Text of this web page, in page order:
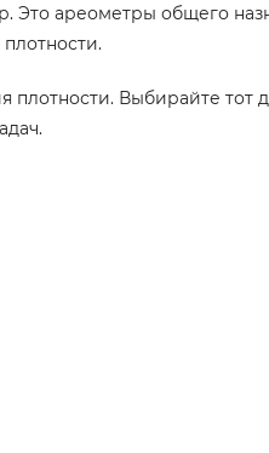
Это ареометры общего
Выбирайте тот